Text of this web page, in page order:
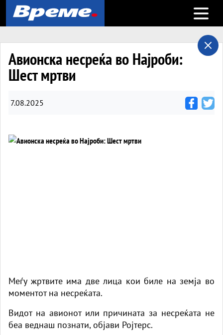
Open
Авионска несреќа во Најроби:
Шест мртви
7.08.2025
Меѓу жртвите има две лица кои биле на земја во
моментот на несреќата.
Видот на авионот или причината за несреќата не
беа веднаш познати, објави Ројтерс.